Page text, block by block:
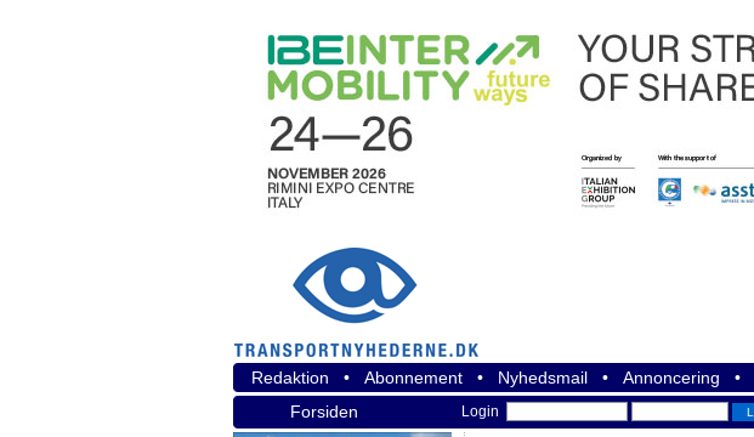
Redaktion • Abonnement • Nyhedsmail • Annoncering •
Forsiden
Login